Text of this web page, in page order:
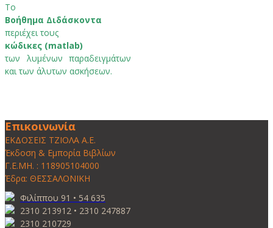
To
Βοήθημα Διδάσκοντα
περιέχει τους
κώδικες (matlab)
των λυμένων παραδειγμάτων
και των άλυτων ασκήσεων.
Επικοινωνία
ΕΚΔΟΣΕΙΣ ΤΖΙΟΛΑ Α.Ε.
Έκδοση & Εμπορία Βιβλίων
Γ.Ε.ΜΗ. : 118905104000
Έδρα: ΘΕΣΣΑΛΟΝΙΚΗ
Φιλίππου 91 • 54 635
2310 213912 • 2310 247887
2310 210729